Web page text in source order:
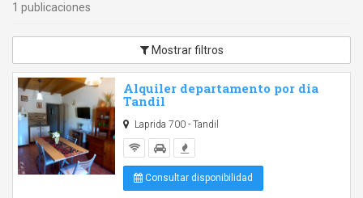
1 publicaciones
Mostrar filtros
Alquiler departamento por dia
Tandil
Laprida 700 - Tandil
Consultar disponibilidad